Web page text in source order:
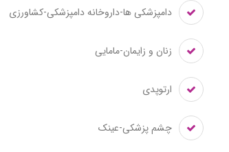
دامپزشکی ها-داروخانه دامپزشکی-کشاورزی
زنان و زایمان-مامایی
ارتوپدی
چشم پزشکی-عینک